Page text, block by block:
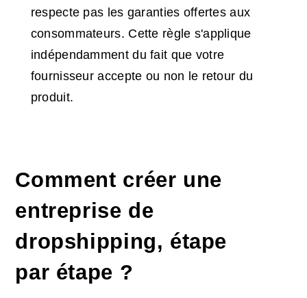
respecte pas les garanties offertes aux
consommateurs. Cette règle s'applique
indépendamment du fait que votre
fournisseur accepte ou non le retour du
produit.
Comment créer une
entreprise de
dropshipping, étape
par étape ?